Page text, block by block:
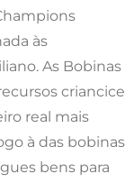
às
As Bobinas
criancice
real mais
à das bobinas
bens para